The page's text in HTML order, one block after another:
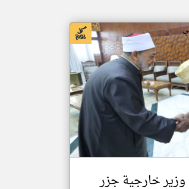
وزير خارجية جزر